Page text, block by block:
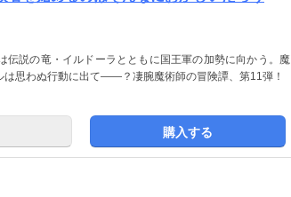
伝説の竜・イルドーラとともに国王軍の加勢に向かう。魔
思わぬ行動に出て――？凄腕魔術師の冒険譚、第11弾！
購入する